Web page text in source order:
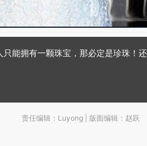
能拥有一颗珠宝，那必定是珍珠！
责任编辑：Luyong | 版面编辑：赵跃